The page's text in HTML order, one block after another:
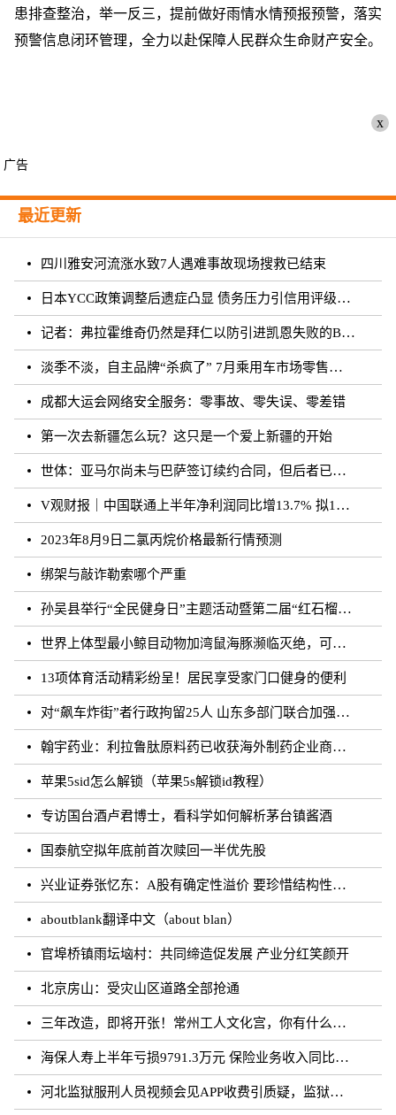
患排查整治，举一反三，提前做好雨情水情预报预警，落实
预警信息闭环管理，全力以赴保障人民群众生命财产安全。
x
广告
最近更新
四川雅安河流涨水致7人遇难事故现场搜救已结束
日本YCC政策调整后遗症凸显 债务压力引信用评级下调隐忧
记者：弗拉霍维奇仍然是拜仁以防引进凯恩失败的B方案
淡季不淡，自主品牌“杀疯了” 7月乘用车市场零售达177.5万辆
成都大运会网络安全服务：零事故、零失误、零差错
第一次去新疆怎么玩？这只是一个爱上新疆的开始
世体：亚马尔尚未与巴萨签订续约合同，但后者已得到门德斯承诺
V观财报｜中国联通上半年净利润同比增13.7% 拟10派0.796元
2023年8月9日二氯丙烷价格最新行情预测
绑架与敲诈勒索哪个严重
孙吴县举行“全民健身日”主题活动暨第二届“红石榴杯”羽毛球比赛
世界上体型最小鲸目动物加湾鼠海豚濒临灭绝，可能仅剩10至13头
13项体育活动精彩纷呈！居民享受家门口健身的便利
对“飙车炸街”者行政拘留25人 山东多部门联合加强噪声污染防治工作
翰宇药业：利拉鲁肽原料药已收获海外制药企业商业批订单
苹果5sid怎么解锁（苹果5s解锁id教程）
专访国台酒卢君博士，看科学如何解析茅台镇酱酒
国泰航空拟年底前首次赎回一半优先股
兴业证券张忆东：A股有确定性溢价 要珍惜结构性行情
aboutblank翻译中文（about blan）
官埠桥镇雨坛垴村：共同缔造促发展 产业分红笑颜开
北京房山：受灾山区道路全部抢通
三年改造，即将开张！常州工人文化宫，你有什么话说？
海保人寿上半年亏损9791.3万元 保险业务收入同比增长约50.73%
河北监狱服刑人员视频会见APP收费引质疑，监狱：开发公司收取